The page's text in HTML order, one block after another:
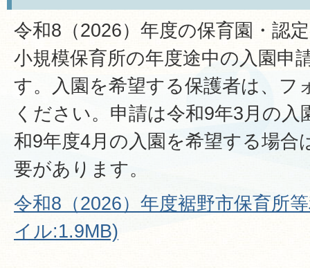
令和8（2026）年度の保育園・認
小規模保育所の年度途中の入園申
す。入園を希望する保護者は、フ
ください。申請は令和9年3月の
和9年度4月の入園を希望する場合
要があります。
令和8（2026）年度裾野市保育所
イル:1.9MB)